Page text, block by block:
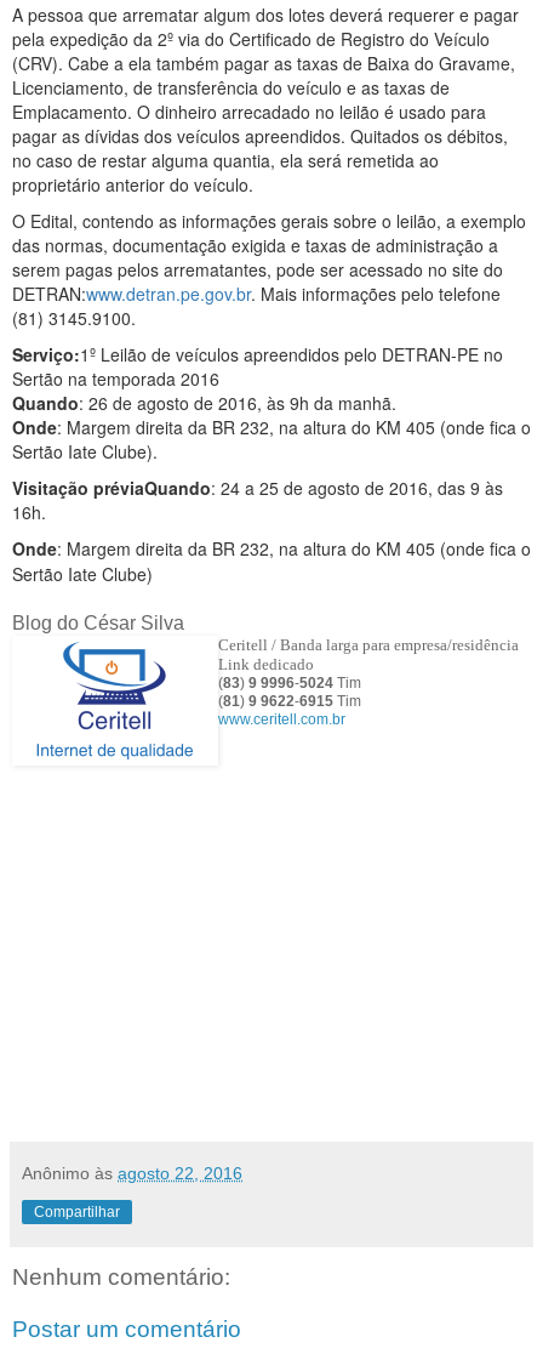
A pessoa que arrematar algum dos lotes deverá requerer e pagar
pela expedição da 2º via do Certificado de Registro do Veículo
(CRV). Cabe a ela também pagar as taxas de Baixa do Gravame,
Licenciamento, de transferência do veículo e as taxas de
Emplacamento. O dinheiro arrecadado no leilão é usado para
pagar as dívidas dos veículos apreendidos. Quitados os débitos,
no caso de restar alguma quantia, ela será remetida ao
proprietário anterior do veículo.
O Edital, contendo as informações gerais sobre o leilão, a exemplo
das normas, documentação exigida e taxas de administração a
serem pagas pelos arrematantes, pode ser acessado no site do
DETRAN:www.detran.pe.gov.br. Mais informações pelo telefone
(81) 3145.9100.
Serviço:1º Leilão de veículos apreendidos pelo DETRAN-PE no
Sertão na temporada 2016
Quando: 26 de agosto de 2016, às 9h da manhã.
Onde: Margem direita da BR 232, na altura do KM 405 (onde fica o
Sertão Iate Clube).
Visitação préviaQuando: 24 a 25 de agosto de 2016, das 9 às
16h.
Onde: Margem direita da BR 232, na altura do KM 405 (onde fica o
Sertão Iate Clube)
Blog do César Silva
Ceritell / Banda larga para empresa/residência
Link dedicado
(83) 9 9996-5024 Tim
(81) 9 9622-6915 Tim
www.ceritell.com.br
Anônimo às agosto 22, 2016
Compartilhar
Nenhum comentário:
Postar um comentário